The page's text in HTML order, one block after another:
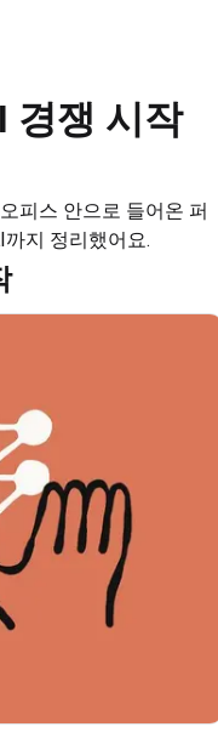
경쟁 시작
피스 안으로 들어온 퍼
지 정리했어요.